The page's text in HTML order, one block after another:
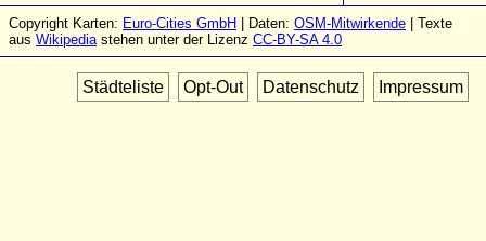
Copyright Karten: Euro-Cities GmbH | Daten: OSM-Mitwirkende | Texte
aus Wikipediastehen unter der Lizenz CC-BY-SA 4.0
Städteliste Opt-Out Datenschutz Impressum